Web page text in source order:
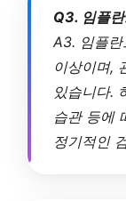
Q3. 임플
A3. 임플란
이상이며,
있습니다.
습관 등에
정기적인